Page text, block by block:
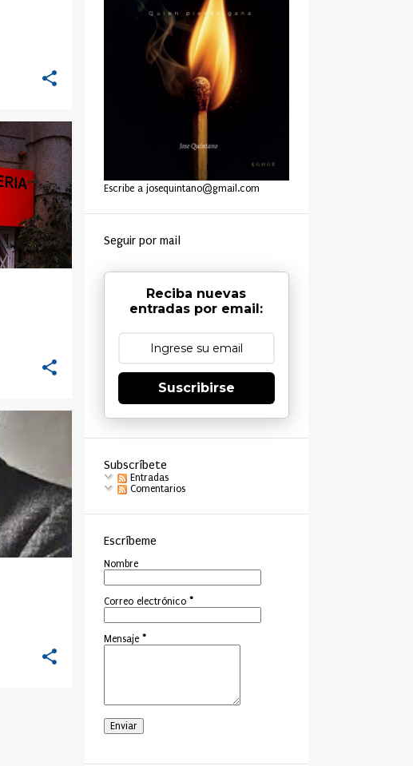
Escribe a josequintano@gmail.com
Seguir por mail
Reciba nuevas
entradas por email:
Suscribirse
Subscríbete
Entradas
Comentarios
Escríbeme
Nombre
Correo electrónico *
Mensaje *